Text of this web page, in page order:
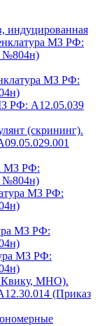
индуцированная
МЗ РФ:
№804н)
МЗ РФ:
РФ: A12.05.039
(скрининг).
МЗ РФ:
№804н)
МЗ РФ:
МЗ РФ:
МЗ РФ:
Квику, МНО).
(Приказ